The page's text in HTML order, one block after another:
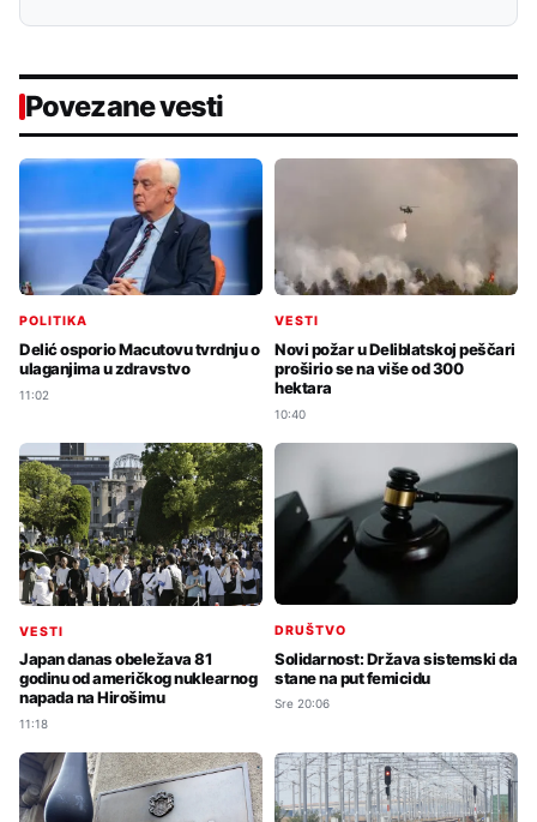
Povezane vesti
POLITIKA
Delić osporio Macutovu tvrdnju o
ulaganjima u zdravstvo
11:02
VESTI
Novi požar u Deliblatskoj peščari
proširio se na više od 300
hektara
10:40
VESTI
Japan danas obeležava 81
godinu od američkog nuklearnog
napada na Hirošimu
11:18
DRUŠTVO
Solidarnost: Država sistemski da
stane na put femicidu
Sre 20:06